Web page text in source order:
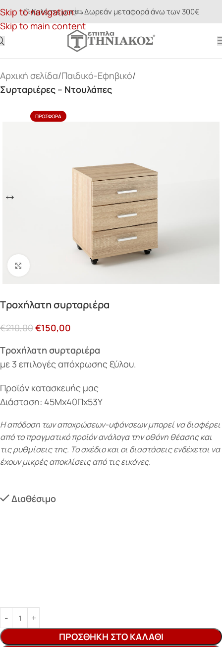
Skip to navigation
Skip to main content
Καλέστε μας Δωρεάν μεταφορά άνω των 300€
Αρχική σελίδα Παιδικό-Εφηβικό
Συρταριέρες – Ντουλάπες
ΠΡΟΣΦΟΡΆ
Κάντε κλικ για μεγέθυνση
Τροχήλατη συρταριέρα
€210,00€150,00
Τροχήλατη συρταριέρα
με 3 επιλογές απόχρωσης ξύλου.
Προϊόν κατασκευής μας
Διάσταση: 45Μx40Πx53Υ
Η απόδοση των αποχρώσεων-υφάνσεων μπορεί να διαφέρει
από το πραγματικό προϊόν ανάλογα την οθόνη θέασης και
τις ρυθμίσεις της. Το σχέδιο και οι διαστάσεις ενδέχεται να
έχουν μικρές αποκλίσεις από τις εικόνες.
Διαθέσιμο
ΠΡΟΣΘΉΚΗ ΣΤΟ ΚΑΛΆΘΙ